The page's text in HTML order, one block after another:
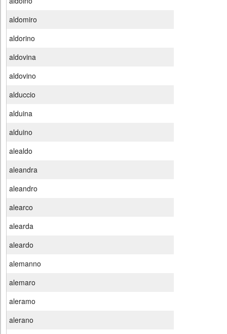
aldomiro
aldorino
aldovina
aldovino
alduccio
alduina
alduino
alealdo
aleandra
aleandro
alearco
alearda
aleardo
alemanno
alemaro
aleramo
alerano